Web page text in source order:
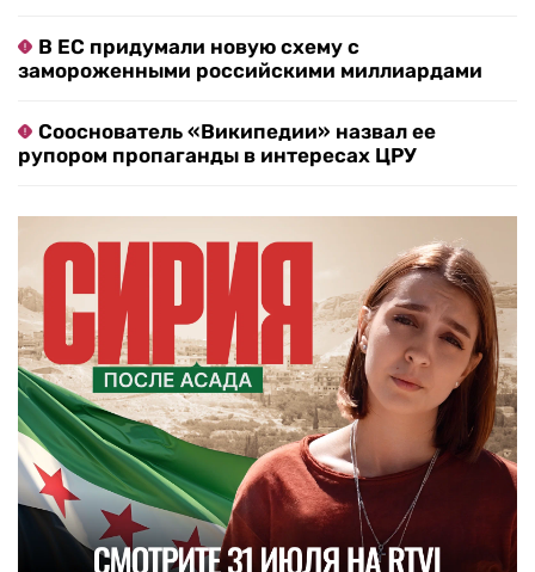
В ЕС придумали новую схему с
замороженными российскими миллиардами
Сооснователь «Википедии» назвал ее
рупором пропаганды в интересах ЦРУ